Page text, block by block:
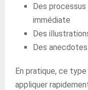
Des
immédiate
Des
Des
En pratique, ce
appliquer